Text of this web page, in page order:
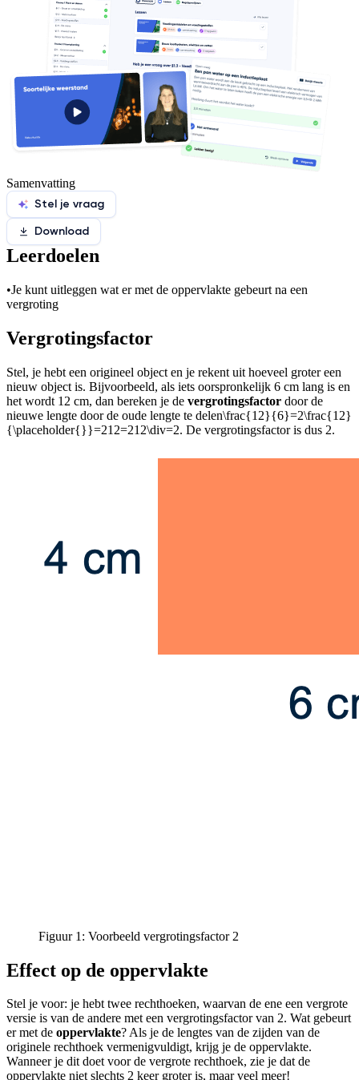
Samenvatting
Stel je vraag
Download
Leerdoelen
•Je kunt uitleggen wat er met de oppervlakte gebeurt na een
vergroting
Vergrotingsfactor
Stel, je hebt een origineel object en je rekent uit hoeveel groter een
nieuw object is. Bijvoorbeeld, als iets oorspronkelijk 6 cm lang is en
het wordt 12 cm, dan bereken je de vergrotingsfactor door de
nieuwe lengte door de oude lengte te delen\frac{12}{6}=2\frac{12}
{\placeholder{}}=212=212\div=2. De vergrotingsfactor is dus 2.
Figuur 1: Voorbeeld vergrotingsfactor 2
Effect op de oppervlakte
Stel je voor: je hebt twee rechthoeken, waarvan de ene een vergrote
versie is van de andere met een vergrotingsfactor van 2. Wat gebeurt
er met de oppervlakte? Als je de lengtes van de zijden van de
originele rechthoek vermenigvuldigt, krijg je de oppervlakte.
Wanneer je dit doet voor de vergrote rechthoek, zie je dat de
oppervlakte niet slechts 2 keer groter is, maar veel meer!